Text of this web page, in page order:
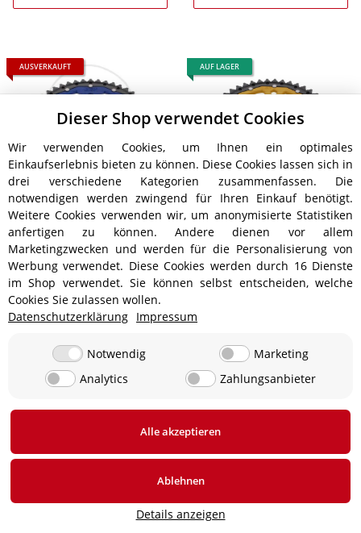
AUSVERKAUFT
Kettenrad DUA 44 Zähne
Teilung 530 BL ZF 110 / 130
42,80 €*
Momentan nicht verfügbar
Zum Artikel
AUF LAGER
Teilung 530 GO ZF 076 / 100
64,30 €*
Sofort verfügbar
Lieferzeit: 4 - 5 Werktage
In den Warenkorb
Dieser Shop verwendet Cookies
Wir verwenden Cookies, um Ihnen ein optimales
Einkaufserlebnis bieten zu können. Diese Cookies lassen sich in
drei verschiedene Kategorien zusammenfassen. Die
notwendigen werden zwingend für Ihren Einkauf benötigt.
Weitere Cookies verwenden wir, um anonymisierte Statistiken
anfertigen zu können. Andere dienen vor allem
Marketingzwecken und werden für die Personalisierung von
Werbung verwendet. Diese Cookies werden durch 16 Dienste
im Shop verwendet. Sie können selbst entscheiden, welche
Cookies Sie zulassen wollen.
Datenschutzerklärung Impressum
Notwendig
Marketing
Analytics
Zahlungsanbieter
Alle akzeptieren
Ablehnen
Details anzeigen